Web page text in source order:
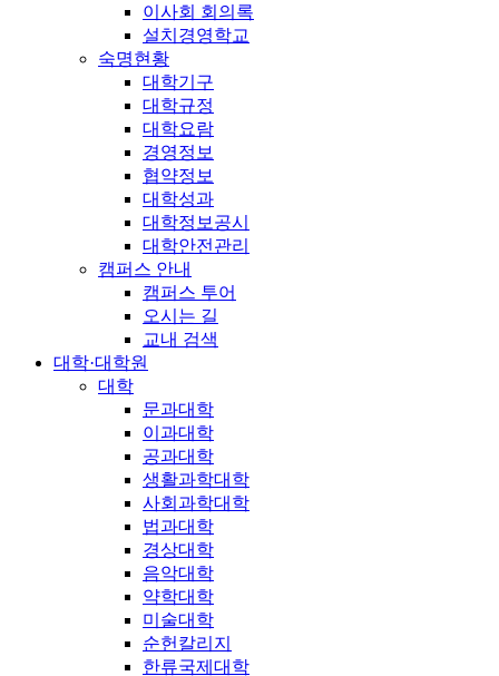
이사회 회의록
설치경영학교
숙명현황
대학기구
대학규정
대학요람
경영정보
협약정보
대학성과
대학정보공시
대학안전관리
캠퍼스 안내
캠퍼스 투어
오시는 길
교내 검색
대학·대학원
대학
문과대학
이과대학
공과대학
생활과학대학
사회과학대학
법과대학
경상대학
음악대학
약학대학
미술대학
순헌칼리지
한류국제대학